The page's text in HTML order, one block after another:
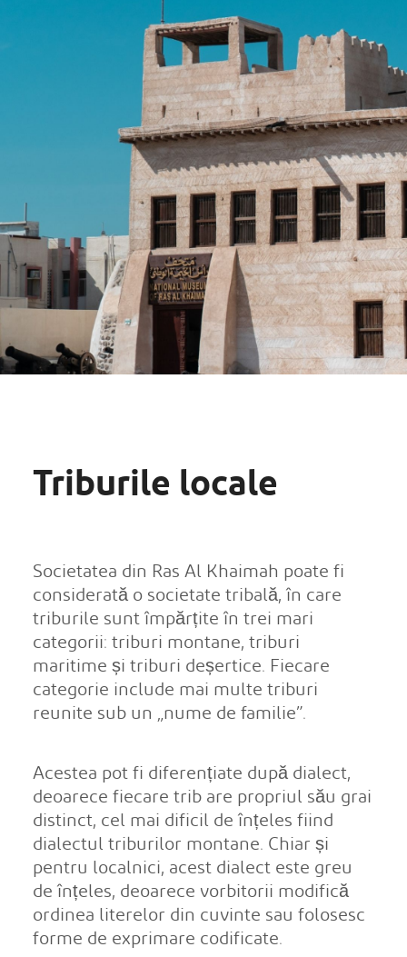
Triburile locale
Societatea din Ras Al Khaimah poate fi
considerată o societate tribală, în care
triburile sunt împărțite în trei mari
categorii: triburi montane, triburi
maritime și triburi deșertice. Fiecare
categorie include mai multe triburi
reunite sub un „nume de familie”.
Acestea pot fi diferențiate după dialect,
deoarece fiecare trib are propriul său grai
distinct, cel mai dificil de înțeles fiind
dialectul triburilor montane. Chiar și
pentru localnici, acest dialect este greu
de înțeles, deoarece vorbitorii modifică
ordinea literelor din cuvinte sau folosesc
forme de exprimare codificate.